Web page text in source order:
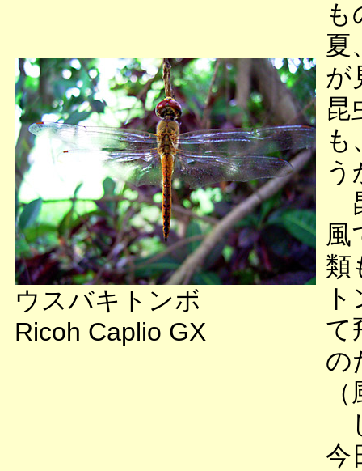
ウスバキトンボ
Ricoh Caplio GX
も
夏
が
昆
う
風
類
て
の
今